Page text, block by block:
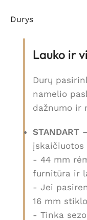
Durys
Lauko ir
Durų
namelio
dažnumo ir
STANDART
- 44 mm
furnitūra ir
- Jei
16 mm
- Tinka